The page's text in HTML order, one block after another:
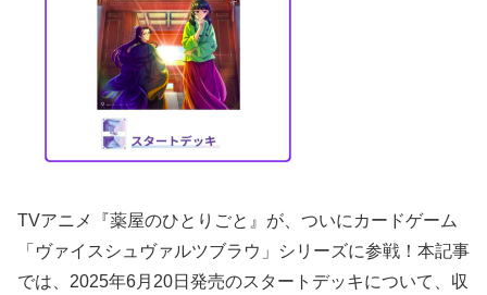
TVアニメ『薬屋のひとりごと』が、ついにカードゲーム
「ヴァイスシュヴァルツブラウ」シリーズに参戦！本記事
では、2025年6月20日発売のスタートデッキについて、収